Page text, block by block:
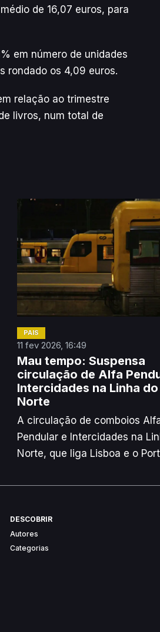
de 16,07 euros, para
em número de unidades
rondado os 4,09 euros.
relação ao trimestre
livros, num total de
PAÍS
11 fev 2026, 16:49
Mau tempo: Suspensa
circulação de Alfa
Intercidades na Linha do
Norte
A circulação de comboios
Pendular e Intercidades na
Norte, que liga Lisboa e o
registando-se também
Baixa, Beira Alta, Cascais,
Oeste e Urbanos de Coimbra.
DESCOBRIR
Autores
Categorias